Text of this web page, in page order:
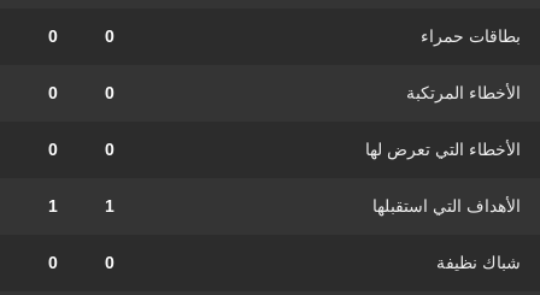
بطاقات حمراء 0
0
الأخطاء المرتكبة 0
0
الأخطاء التي تعرض لها 0
0
الأهداف التي استقبلها 1
1
شباك نظيفة 0
0